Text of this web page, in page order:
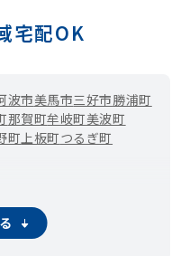
宅配OK
波市美馬市三好市勝浦町
那賀町牟岐町美波町
町上板町つるぎ町